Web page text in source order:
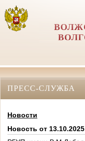
ПРЕСС-СЛУЖБА
Новости
Новость от 13.10.2025